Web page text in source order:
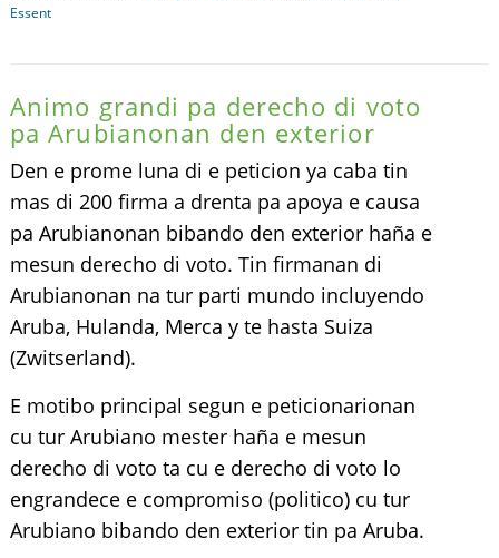
Essent
Animo grandi pa derecho di voto
pa Arubianonan den exterior
Den e prome luna di e peticion ya caba tin
mas di 200 firma a drenta pa apoya e causa
pa Arubianonan bibando den exterior haña e
mesun derecho di voto. Tin firmanan di
Arubianonan na tur parti mundo incluyendo
Aruba, Hulanda, Merca y te hasta Suiza
(Zwitserland).
E motibo principal segun e peticionarionan
cu tur Arubiano mester haña e mesun
derecho di voto ta cu e derecho di voto lo
engrandece e compromiso (politico) cu tur
Arubiano bibando den exterior tin pa Aruba.